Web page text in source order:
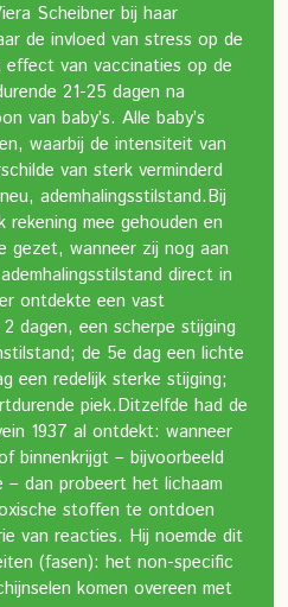
Scheibner bij haar
de invloed van stress op de
effect van vaccinaties op de
21-25 dagen na
van baby’s. Alle baby’s
waarbij de intensiteit van
van sterk verminderd
ademhalingsstilstand.Bij
mee gehouden en
gezet, wanneer zij nog aan
direct in
ontdekte een vast
dagen, een scherpe stijging
de 5e dag een lichte
een redelijk sterke stijging;
piek.Ditzelfde had de
in 1937 al ontdekt: wanneer
binnenkrijgt – bijvoorbeeld
– dan probeert het lichaam
stoffen te ontdoen
van reacties. Hij noemde dit
(fasen): het non-specific
komen overeen met